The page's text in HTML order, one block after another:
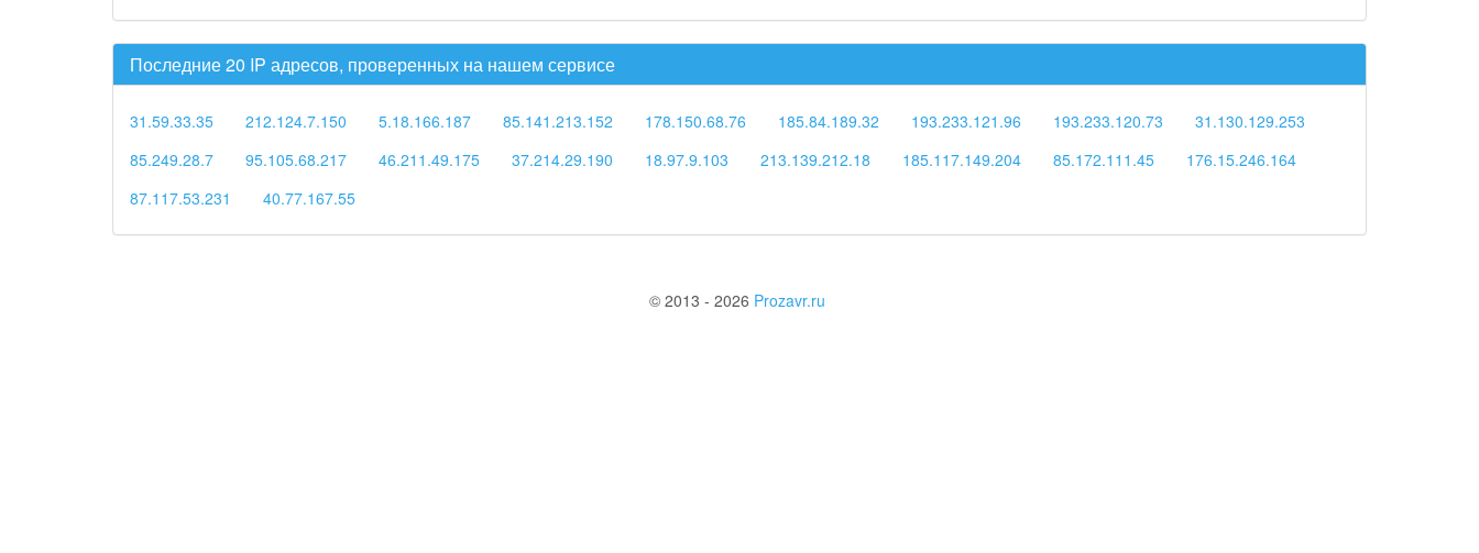
Последние 20 IP адресов, проверенных на нашем сервисе
31.59.33.35 212.124.7.150 5.18.166.187 85.141.213.152 178.150.68.76 185.84.189.32 193.233.121.96 193.233.120.73
31.130.129.253
85.249.28.7
95.105.68.217 46.211.49.175 37.214.29.190 18.97.9.103 213.139.212.18 185.117.149.204 85.172.111.45
176.15.246.164
87.117.53.231
40.77.167.55
© 2013 - 2026 Prozavr.ru